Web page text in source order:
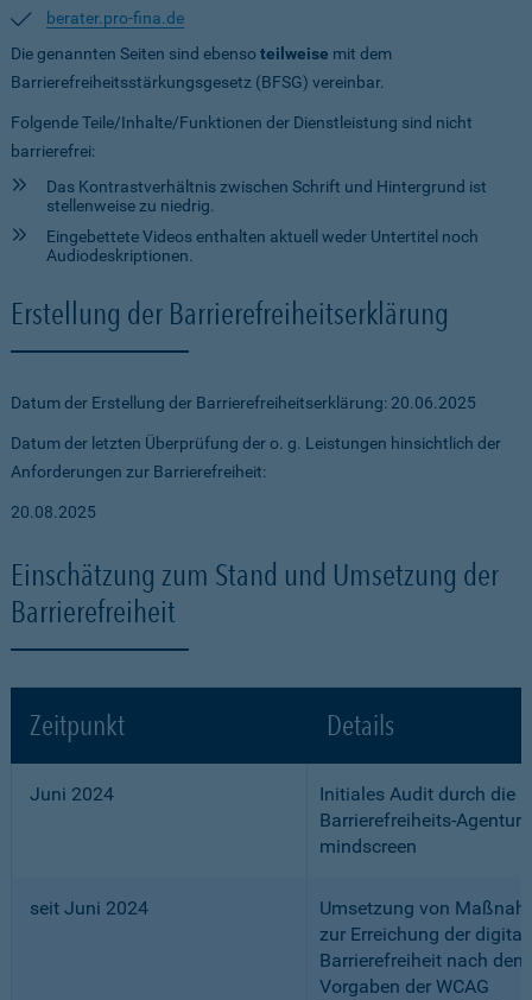
berater.pro-fina.de
Die genannten Seiten sind ebensoteilweise mit dem
Barrierefreiheitsstärkungsgesetz (BFSG) vereinbar.
Folgende Teile/Inhalte/Funktionen der Dienstleistung sind nicht
barrierefrei:
Das Kontrastverhältnis zwischen Schrift und Hintergrund ist
stellenweise zu niedrig.
Eingebettete Videos enthalten aktuell weder Untertitel noch
Audiodeskriptionen.
Erstellung der Barrierefreiheitserklärung
Datum der Erstellung der Barrierefreiheitserklärung: 20.06.2025
Datum der letzten Überprüfung der o. g. Leistungen hinsichtlich der
Anforderungen zur Barrierefreiheit:
20.08.2025
Einschätzung zum Stand und Umsetzung der
Barrierefreiheit
Zeitpunkt Details
Juni 2024
Initiales Audit durch die
Barrierefreiheits-Agentur
mindscreen
seit Juni 2024
Umsetzung von
zur Erreichung der
Barrierefreiheit nach den
Vorgaben der WCAG